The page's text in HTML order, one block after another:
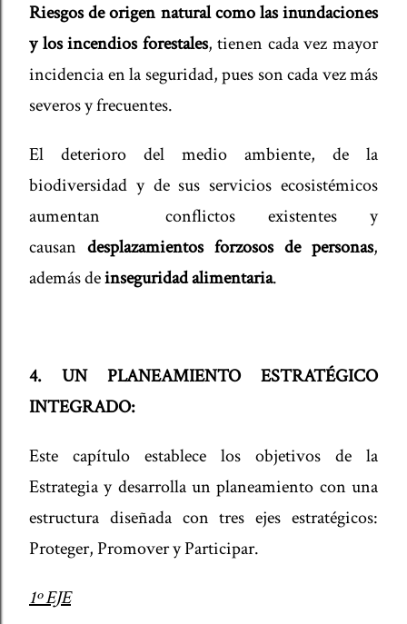
Riesgos de origen natural como las inundaciones
y los incendios forestales, tienen cada vez mayor
incidencia en la seguridad, pues son cada vez más
severos y frecuentes.
El deterioro del medio ambiente, de la
biodiversidad y de sus servicios ecosistémicos
aumentan conflictos existentes y
causan desplazamientos forzosos de personas,
además deinseguridad alimentaria.
4. UN PLANEAMIENTO ESTRATÉGICO
INTEGRADO:
Este capítulo establece los objetivos de la
Estrategia y desarrolla un planeamiento con una
estructura diseñada con tres ejes estratégicos:
Proteger, Promover y Participar.
1º EJE